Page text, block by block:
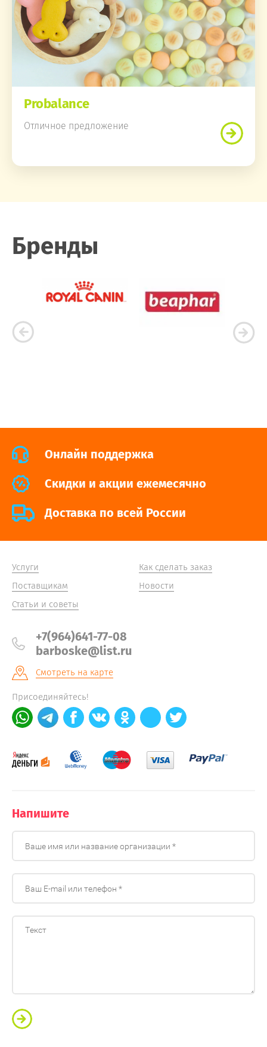
Probalance
Отличное предложение
Бренды
Онлайн поддержка
Cкидки и акции ежемесячно
Доставка по всей России
Услуги
Поставщикам
Статьи и советы
Как сделать заказ
Новости
+7(964)641-77-08
barboske@list.ru
Смотреть на карте
Присоединяйтесь!
Напишите